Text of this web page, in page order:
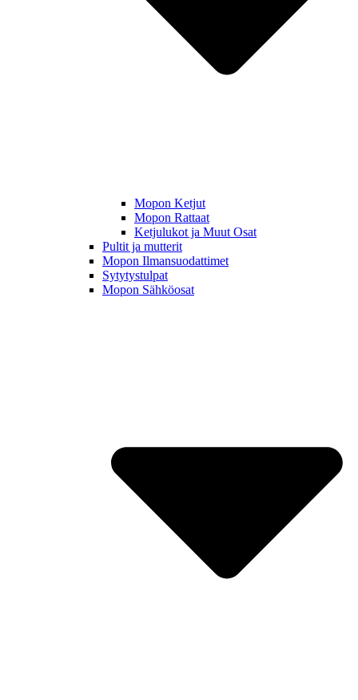
Mopon Ketjut
Mopon Rattaat
Ketjulukot ja Muut Osat
Pultit ja mutterit
Mopon Ilmansuodattimet
Sytytystulpat
Mopon Sähköosat